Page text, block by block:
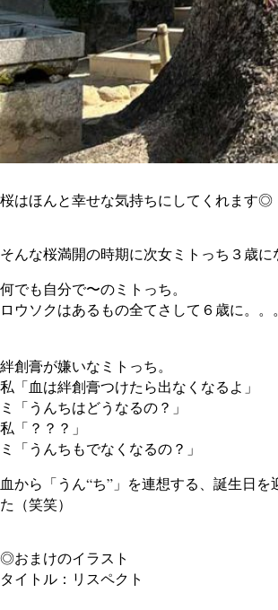
桜はほんと幸せな気持ちにしてくれます◎
そんな桜満開の時期に次女ミトっち３歳に
何でも自分で〜のミトっち。
ロウソクはあるもの全てさして６歳に。。。
絆創膏が嫌いなミトっち。
私「血は絆創膏つけたら出なくなるよ」
ミ「うんちはどうなるの？」
私「？？？」
ミ「うんちもでなくなるの？」
血から「うん“ち”」を連想する、誕生日を
た（笑笑）
◎おまけのイラスト
タイトル：リスペクト